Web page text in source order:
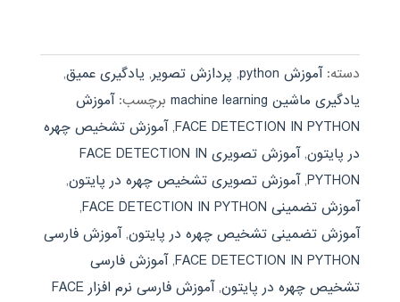
دسته:آموزش python , پردازش تصویر, یادگیری عمیق,
یادگیری ماشین machine learning
برچسب:آموزش
FACE DETECTION IN PYTHON
,آموزش تشخیص چهره
در پایتون,
آموزش تصویری FACE DETECTION IN
PYTHON
,آموزش تصویری تشخیص چهره در پایتون,
آموزش تضمینی FACE DETECTION IN PYTHON
,
آموزش تضمینی تشخیص چهره در پایتون,آموزش فارسی
FACE DETECTION IN PYTHON
,آموزش فارسی
تشخیص چهره در پایتون,
آموزش فارسی نرم افزار FACE